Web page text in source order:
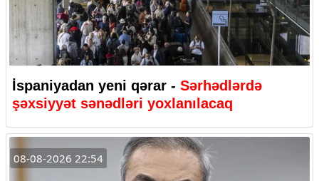
İspaniyadan yeni qərar - Sərhədlərdə
şəxsiyyət sənədləri yoxlanılacaq
08-08-2026 22:54